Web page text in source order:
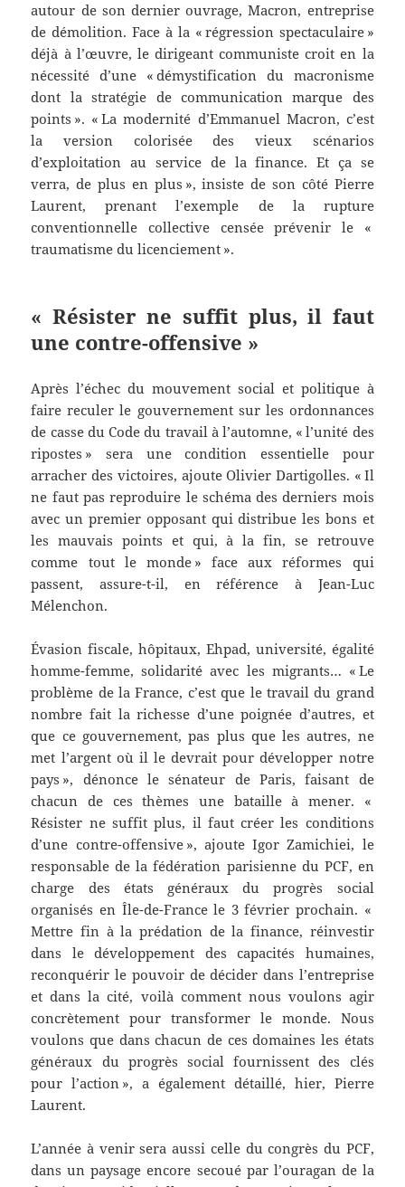
autour de son dernier ouvrage, Macron, entreprise
de démolition. Face à la « régression spectaculaire »
déjà à l’œuvre, le dirigeant communiste croit en la
nécessité d’une « démystification du macronisme
dont la stratégie de communication marque des
points ». « La modernité d’Emmanuel Macron, c’est
la version colorisée des vieux scénarios
d’exploitation au service de la finance. Et ça se
verra, de plus en plus », insiste de son côté Pierre
Laurent, prenant l’exemple de la rupture
conventionnelle collective censée prévenir le «
traumatisme du licenciement ».
« Résister ne suffit plus, il faut
une contre-offensive »
Après l’échec du mouvement social et politique à
faire reculer le gouvernement sur les ordonnances
de casse du Code du travail à l’automne, « l’unité des
ripostes » sera une condition essentielle pour
arracher des victoires, ajoute Olivier Dartigolles. « Il
ne faut pas reproduire le schéma des derniers mois
avec un premier opposant qui distribue les bons et
les mauvais points et qui, à la fin, se retrouve
comme tout le monde » face aux réformes qui
passent, assure-t-il, en référence à Jean-Luc
Mélenchon.
Évasion fiscale, hôpitaux, Ehpad, université, égalité
homme-femme, solidarité avec les migrants… « Le
problème de la France, c’est que le travail du grand
nombre fait la richesse d’une poignée d’autres, et
que ce gouvernement, pas plus que les autres, ne
met l’argent où il le devrait pour développer notre
pays », dénonce le sénateur de Paris, faisant de
chacun de ces thèmes une bataille à mener. «
Résister ne suffit plus, il faut créer les conditions
d’une contre-offensive », ajoute Igor Zamichiei, le
responsable de la fédération parisienne du PCF, en
charge des états généraux du progrès social
organisés en Île-de-France le 3 février prochain. «
Mettre fin à la prédation de la finance, réinvestir
dans le développement des capacités humaines,
reconquérir le pouvoir de décider dans l’entreprise
et dans la cité, voilà comment nous voulons agir
concrètement pour transformer le monde. Nous
voulons que dans chacun de ces domaines les états
généraux du progrès social fournissent des clés
pour l’action », a également détaillé, hier, Pierre
Laurent.
L’année à venir sera aussi celle du congrès du PCF,
dans un paysage encore secoué par l’ouragan de la